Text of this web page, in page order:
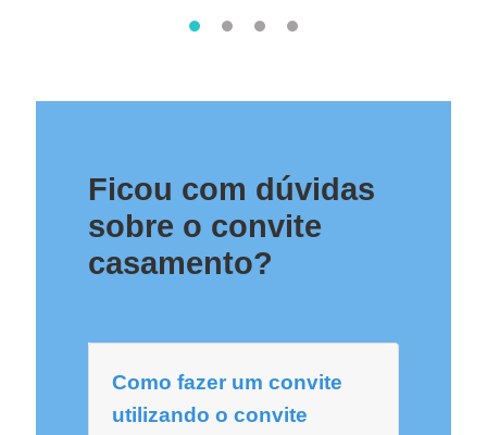
Ficou com dúvidas
sobre o convite
casamento?
Como fazer um convite
utilizando o convite